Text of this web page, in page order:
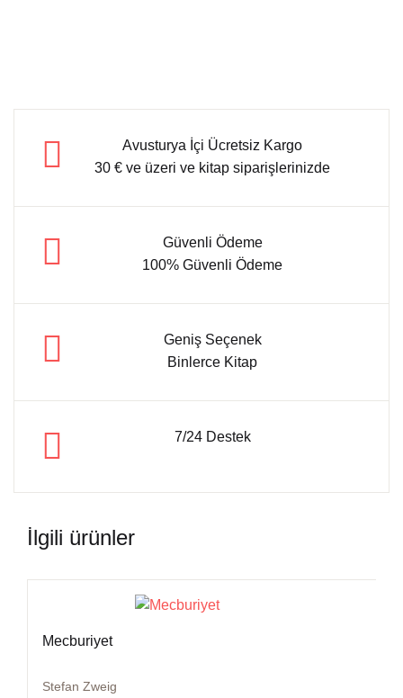
Avusturya İçi Ücretsiz Kargo
30 € ve üzeri ve kitap siparişlerinizde
Güvenli Ödeme
100% Güvenli Ödeme
Geniş Seçenek
Binlerce Kitap
7/24 Destek
İlgili ürünler
Mecburiyet
Stefan Zweig